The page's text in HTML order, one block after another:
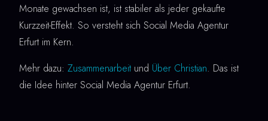
Monate gewachsen ist, ist stabiler als jeder gekaufte
Kurzzeit-Effekt. So versteht sich Social Media Agentur
Erfurt im Kern.
Mehr dazu: Zusammenarbeit und Über Christian. Das ist
die Idee hinter Social Media Agentur Erfurt.